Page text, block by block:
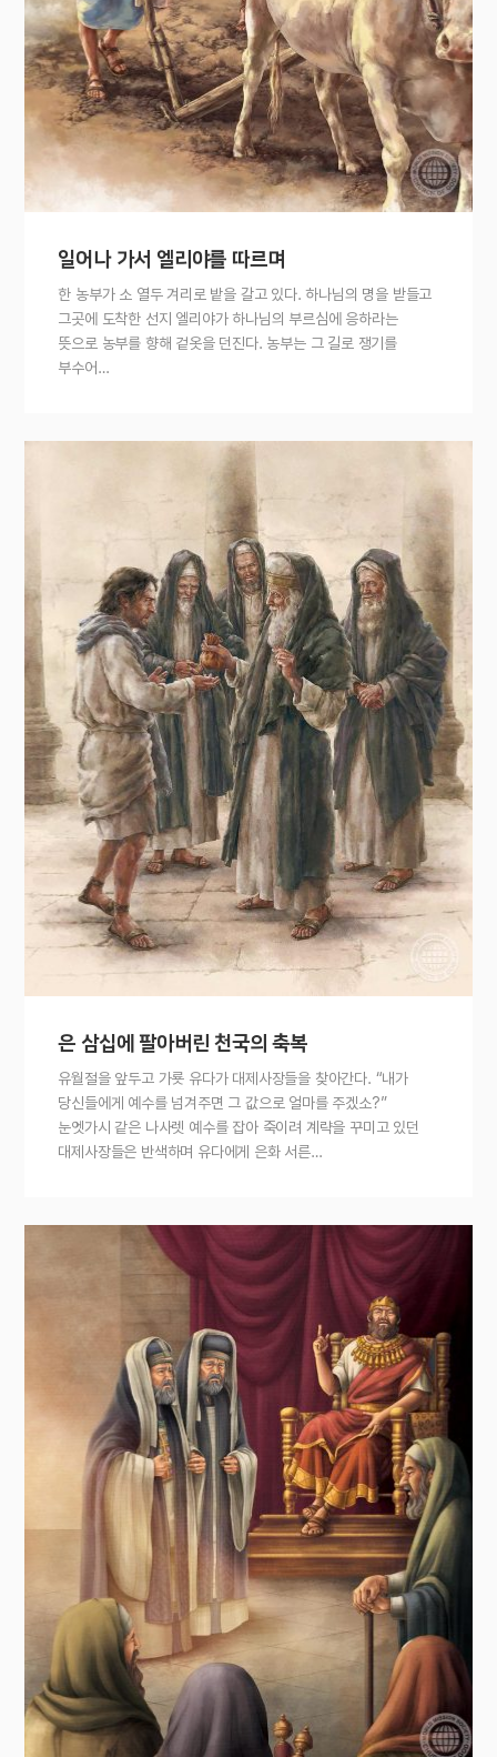
일어나 가서 엘리야를 따르며
한 농부가 소 열두 겨리로 밭을 갈고 있다. 하나님의 명을 받들고
그곳에 도착한 선지 엘리야가 하나님의 부르심에 응하라는
뜻으로 농부를 향해 겉옷을 던진다. 농부는 그 길로 쟁기를
부수어…
은 삼십에 팔아버린 천국의 축복
유월절을 앞두고 가룟 유다가 대제사장들을 찾아간다. “내가
당신들에게 예수를 넘겨주면 그 값으로 얼마를 주겠소?”
눈엣가시 같은 나사렛 예수를 잡아 죽이려 계략을 꾸미고 있던
대제사장들은 반색하며 유다에게 은화 서른…